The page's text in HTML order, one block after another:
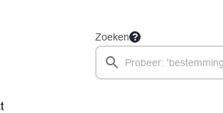
Zoeken